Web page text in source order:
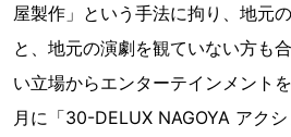
屋製作」という手法に拘り、地元
と、地元の演劇を観ていない方も
い立場からエンターテインメント
月に「30-DELUX NAGOYA アク